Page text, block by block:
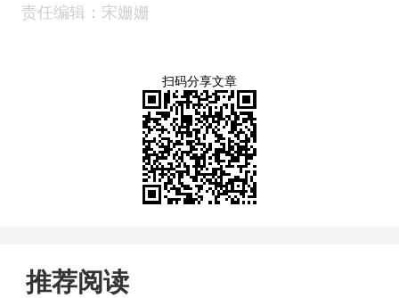
责任编辑：宋姗姗
扫码分享文章
推荐阅读